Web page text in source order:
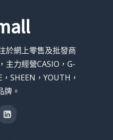
於網上零售及批發商
主力經營CASIO，G-
SHEEN，YOUTH，
牌。